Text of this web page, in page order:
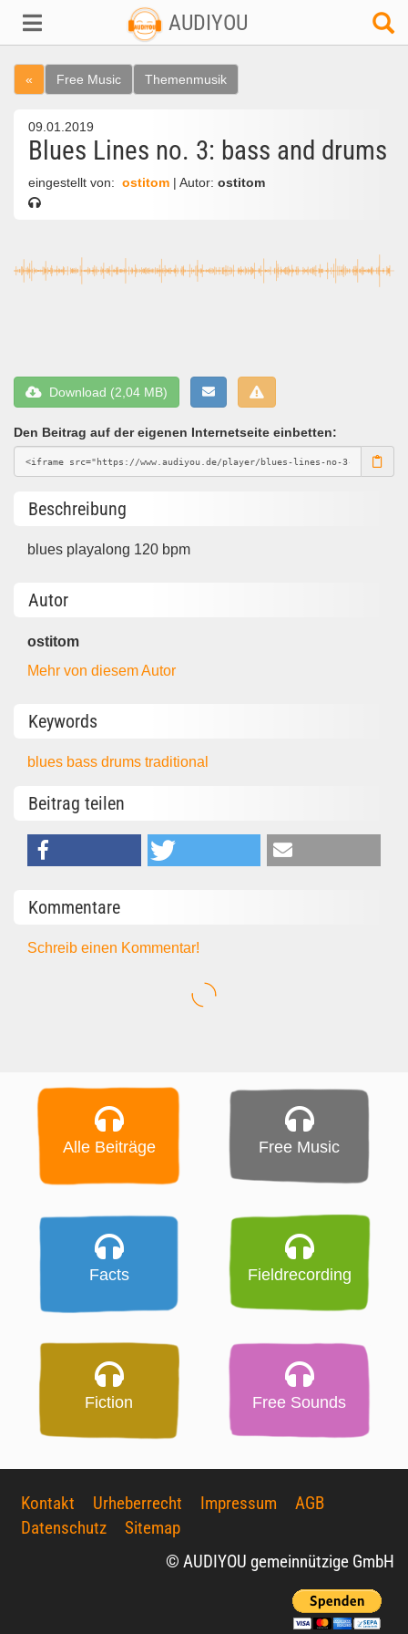
AUDIYOU
« Free Music Themenmusik
09.01.2019
Blues Lines no. 3: bass and drums
eingestellt von: ostitom | Autor: ostitom
Download (2,04 MB)
Den Beitrag auf der eigenen Internetseite einbetten:
Beschreibung
blues playalong 120 bpm
Autor
ostitom
Mehr von diesem Autor
Keywords
blues bassdrumstraditional
Beitrag teilen
Kommentare
Schreib einen Kommentar!
Alle Beiträge Free Music
Facts Fieldrecording
Fiction Free Sounds
Kontakt Urheberrecht Impressum
AGB
Datenschutz
Sitemap
© AUDIYOU gemeinnützige GmbH